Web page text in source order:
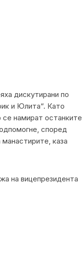
дискутирани по
и Юлита“. Като
намират останките
според
каза
на вицепрезидента